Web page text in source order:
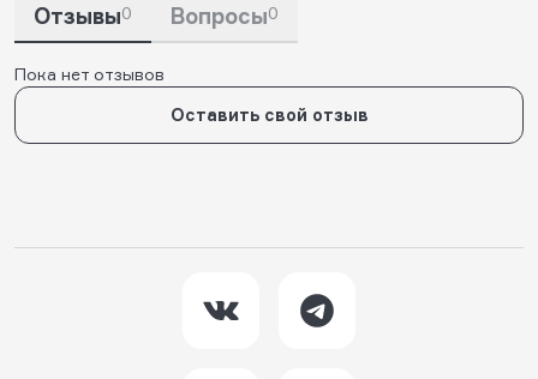
Отзывы0 Вопросы0
Пока нет отзывов
Оставить свой отзыв